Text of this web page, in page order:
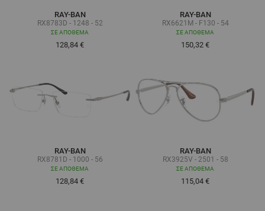
RAY-BAN
RX8783D - 1248 - 52
ΣΕ ΑΠΌΘΕΜΑ
128,84 €
RAY-BAN
RX6621M - F130 - 54
ΣΕ ΑΠΌΘΕΜΑ
150,32 €
RAY-BAN
RX8781D - 1000 - 56
ΣΕ ΑΠΌΘΕΜΑ
128,84 €
RAY-BAN
RX3925V - 2501 - 58
ΣΕ ΑΠΌΘΕΜΑ
115,04 €